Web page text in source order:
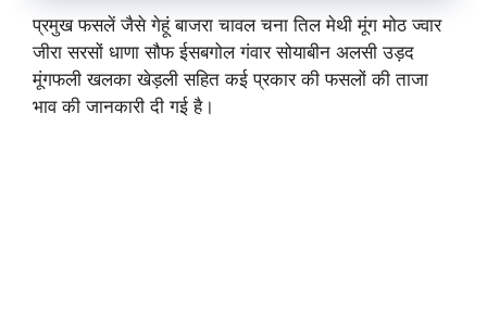
प्रमुख फसलें जैसे गेहूं बाजरा चावल चना तिल मेथी मूंग मोठ ज्वार
जीरा सरसों धाणा सौफ ईसबगोल गंवार सोयाबीन अलसी उड़द
मूंगफली खलका खेड़ली सहित कई प्रकार की फसलों की ताजा
भाव की जानकारी दी गई है।